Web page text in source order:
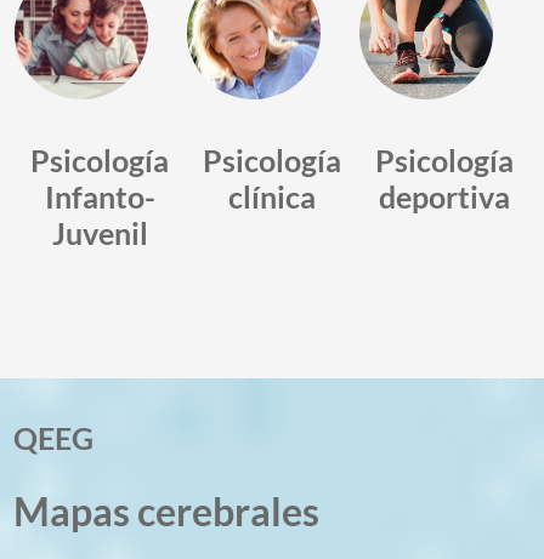
Psicología
Infanto-
Juvenil
Psicología
clínica
Psicología
deportiva
QEEG
Mapas cerebrales